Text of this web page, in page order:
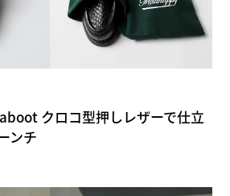
クロコ型押しレザーで仕立
ンチ